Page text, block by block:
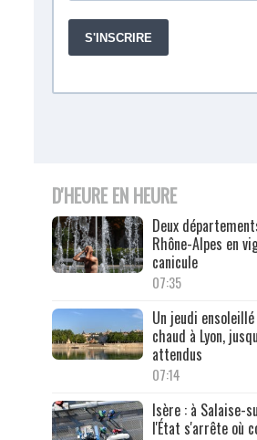
D'HEURE EN HEURE
Deux
Rhône-Alpes en
canicule
07:35
Un jeudi
chaud à Lyon,
attendus
07:14
Isère : à Salaise-
l'État s'arrête où